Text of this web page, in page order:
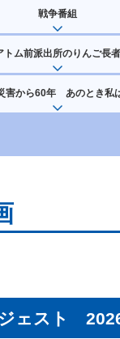
戦争番組
トム前派出所のりんご長
害から60年 あのとき私
ェスト